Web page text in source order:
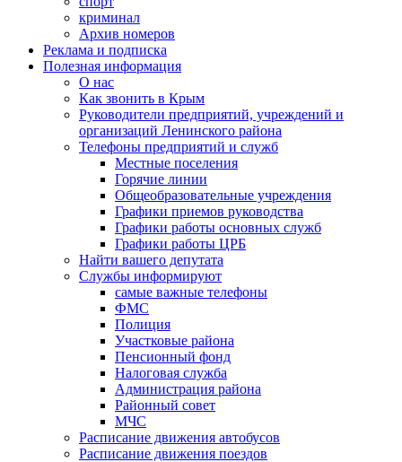
криминал
Архив номеров
Реклама и подписка
Полезная информация
О нас
Как звонить в Крым
Руководители предприятий, учреждений и
организаций Ленинского района
Телефоны предприятий и служб
Местные поселения
Горячие линии
Общеобразовательные учреждения
Графики приемов руководства
Графики работы основных служб
Графики работы ЦРБ
Найти вашего депутата
Службы информируют
самые важные телефоны
ФМС
Полиция
Участковые района
Пенсионный фонд
Налоговая служба
Администрация района
Районный совет
МЧС
Расписание движения автобусов
Расписание движения поездов